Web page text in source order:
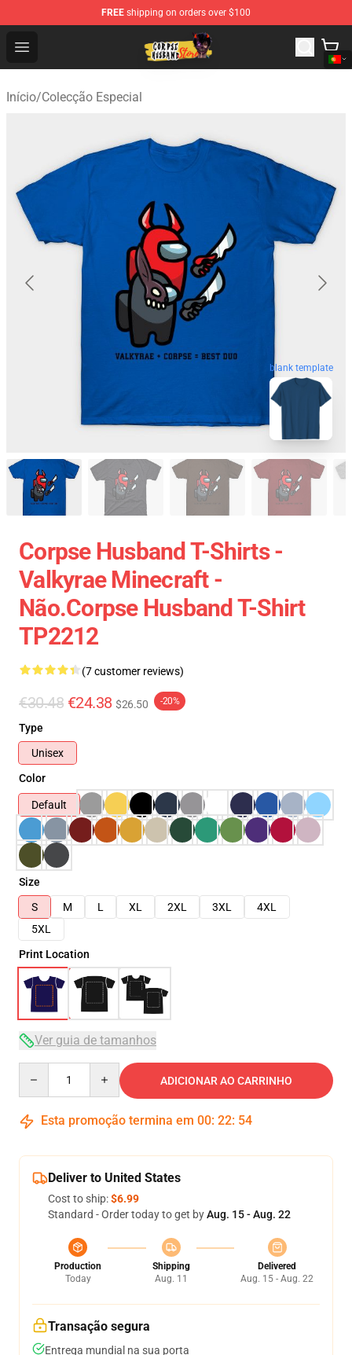
FREE shipping on orders over $100
Open menu
Corpse Husband Shop - Official Corpse Husband
Início/Colecção Especial
blank template
Corpse Husband T-Shirts -
Valkyrae Minecraft -
Não.Corpse Husband T-Shirt
TP2212
(7 customer reviews)
€30.48 €24.38 $26.50 -20%
Type
Unisex
Color
Default
Size
S
M L XL 2XL 3XL
4XL
5XL
Print Location
Ver guia de tamanhos
ADICIONAR AO CARRINHO
Esta promoção termina em 00: 22: 54
Deliver to United States
Cost to ship:$6.99
Standard - Order today to get byAug. 15 - Aug. 22
Production
Today
Shipping
Aug. 11
Delivered
Aug. 15 - Aug. 22
Transação segura
Entrega mundial na sua porta